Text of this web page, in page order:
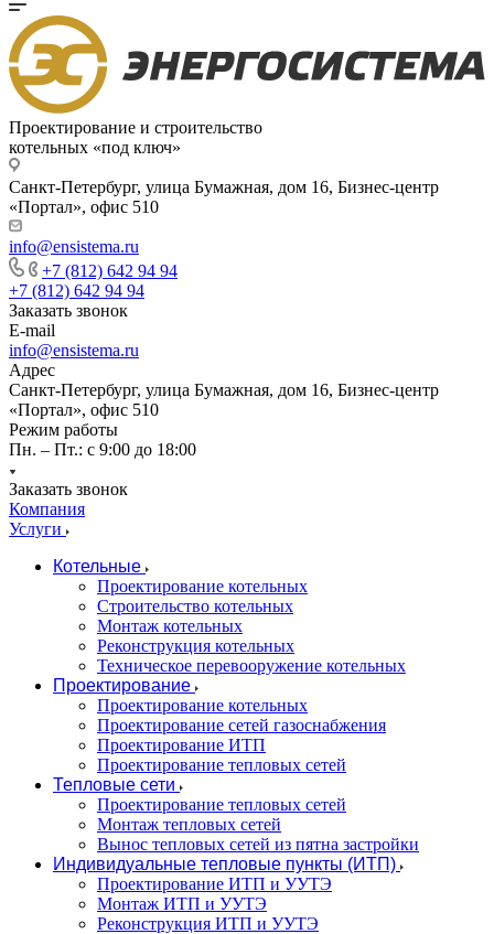
Проектирование и строительство
котельных «под ключ»
Санкт-Петербург, улица Бумажная, дом 16, Бизнес-центр
«Портал», офис 510
info@ensistema.ru
+7 (812) 642 94 94
+7 (812) 642 94 94
Заказать звонок
E-mail
info@ensistema.ru
Адрес
Санкт-Петербург, улица Бумажная, дом 16, Бизнес-центр
«Портал», офис 510
Режим работы
Пн. – Пт.: с 9:00 до 18:00
Заказать звонок
Компания
Услуги
Котельные
Проектирование котельных
Строительство котельных
Монтаж котельных
Реконструкция котельных
Техническое перевооружение котельных
Проектирование
Проектирование котельных
Проектирование сетей газоснабжения
Проектирование ИТП
Проектирование тепловых сетей
Тепловые сети
Проектирование тепловых сетей
Монтаж тепловых сетей
Вынос тепловых сетей из пятна застройки
Индивидуальные тепловые пункты (ИТП)
Проектирование ИТП и УУТЭ
Монтаж ИТП и УУТЭ
Реконструкция ИТП и УУТЭ